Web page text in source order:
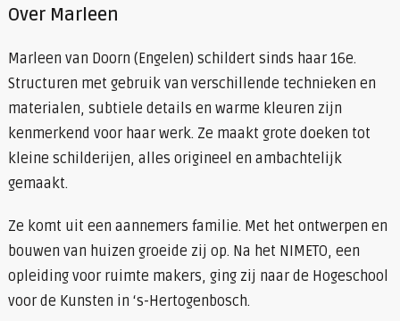
Over Marleen
Marleen van Doorn (Engelen) schildert sinds haar 16e.
Structuren met gebruik van verschillende technieken en
materialen, subtiele details en warme kleuren zijn
kenmerkend voor haar werk. Ze maakt grote doeken tot
kleine schilderijen, alles origineel en ambachtelijk
gemaakt.
Ze komt uit een aannemers familie. Met het ontwerpen en
bouwen van huizen groeide zij op. Na het NIMETO, een
opleiding voor ruimte makers, ging zij naar de Hogeschool
voor de Kunsten in ‘s-Hertogenbosch.